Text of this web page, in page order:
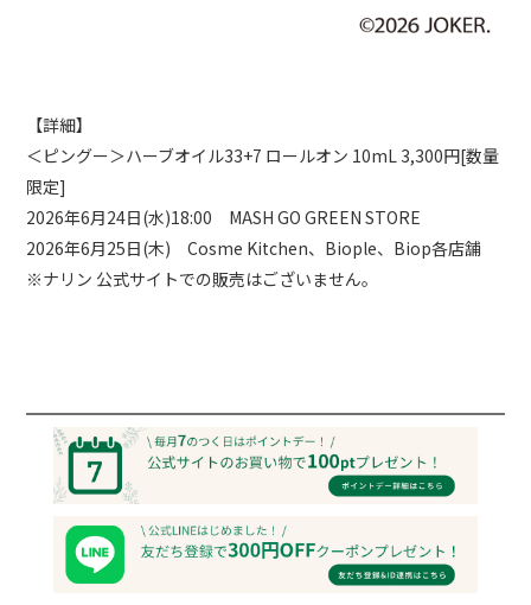
【詳細】
＜ピングー＞ハーブオイル33+7 ロールオン 10mL 3,300円[数量
限定]
2026年6月24日(水)18:00 MASH GO GREEN STORE
2026年6月25日(木) Cosme Kitchen、Biople、Biop各店舗
※ナリン 公式サイトでの販売はございません。